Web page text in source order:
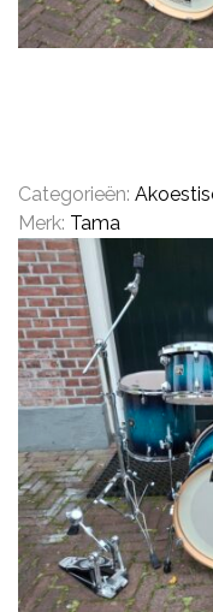
Categorieën:
Merk: Tama